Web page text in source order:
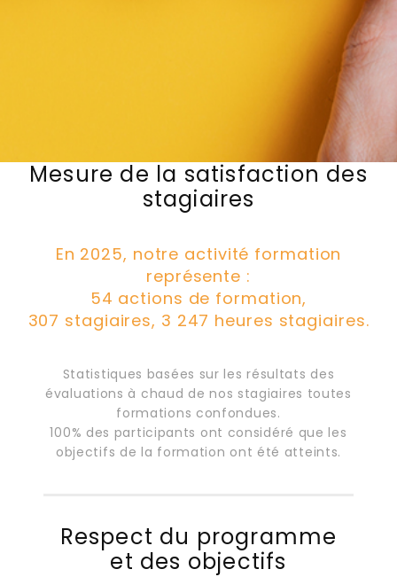
Mesure de la satisfaction des
stagiaires
En 2025, notre activité formation
représente :
54 actions de formation,
307 stagiaires, 3 247 heures stagiaires.
Statistiques basées sur les résultats des
évaluations à chaud de nos stagiaires toutes
formations confondues.
100% des participants ont considéré que les
objectifs de la formation ont été atteints.
Respect du programme
et des objectifs